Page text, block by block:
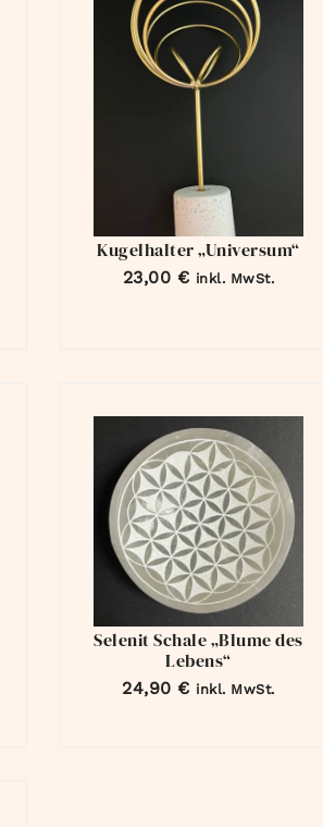
Kugelhalter „Universum“
23,00 € inkl. MwSt.
Selenit Schale „Blume des
Lebens“
24,90 € inkl. MwSt.